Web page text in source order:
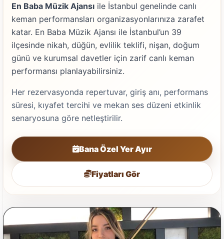
En Baba Müzik Ajansı ile İstanbul genelinde canlı
keman performansları organizasyonlarınıza zarafet
katar. En Baba Müzik Ajansı ile İstanbul’un 39
ilçesinde nikah, düğün, evlilik teklifi, nişan, doğum
günü ve kurumsal davetler için zarif canlı keman
performansı planlayabilirsiniz.
Her rezervasyonda repertuvar, giriş anı, performans
süresi, kıyafet tercihi ve mekan ses düzeni etkinlik
senaryosuna göre netleştirilir.
Bana Özel Yer Ayır
Fiyatları Gör